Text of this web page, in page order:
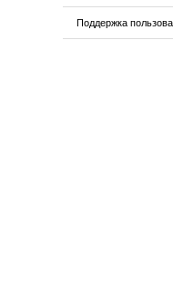
Поддержка